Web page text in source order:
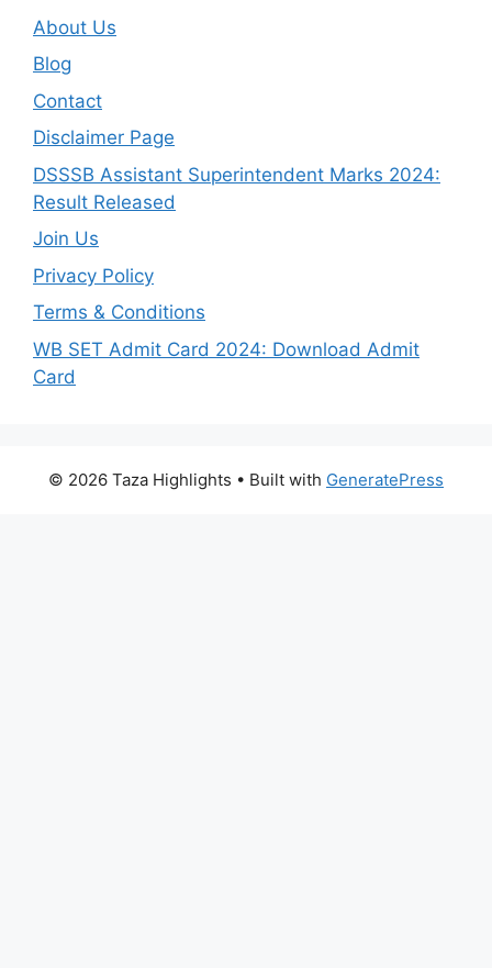
About Us
Blog
Contact
Disclaimer Page
DSSSB Assistant Superintendent Marks 2024:
Result Released
Join Us
Privacy Policy
Terms & Conditions
WB SET Admit Card 2024: Download Admit
Card
© 2026 Taza Highlights • Built with GeneratePress